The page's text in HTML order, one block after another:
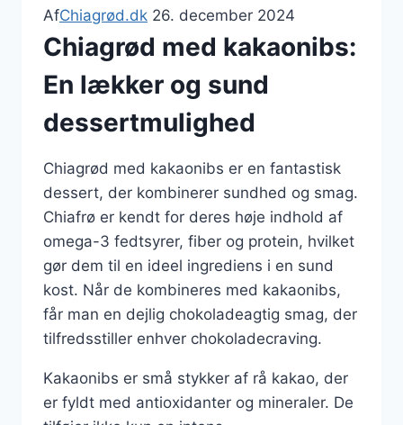
AfChiagrød.dk 26. december 2024
Chiagrød med kakaonibs:
En lækker og sund
dessertmulighed
Chiagrød med kakaonibs er en fantastisk
dessert, der kombinerer sundhed og smag.
Chiafrø er kendt for deres høje indhold af
omega-3 fedtsyrer, fiber og protein, hvilket
gør dem til en ideel ingrediens i en sund
kost. Når de kombineres med kakaonibs,
får man en dejlig chokoladeagtig smag, der
tilfredsstiller enhver chokoladecraving.
Kakaonibs er små stykker af rå kakao, der
er fyldt med antioxidanter og mineraler. De